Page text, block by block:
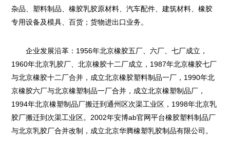
杂品、塑料制品、橡胶乳胶原材料、汽车配件、建筑材料、橡胶
专用设备及模具、百货；货物进出口业务。
企业发展沿革：1956年北京橡胶五厂、六厂、七厂成立，
1960年北京乳胶厂、北京橡胶十二厂成立，1987年北京橡胶七厂
与北京橡胶十二厂合并，成立北京橡胶塑料制品一厂，1990年北
京橡胶六厂与北京橡塑制品一厂合并，成立北京橡塑制品厂，
1994年北京橡塑制品厂搬迁到通州区次渠工业区，1998年北京乳
胶厂搬迁到次渠工业区。2002年安博ab官网平台橡胶塑料制品厂
与北京乳胶厂合并改制，成立北京华腾橡塑乳胶制品有限公司。